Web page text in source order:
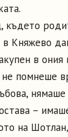
Княжево
в
помнеше
–
на